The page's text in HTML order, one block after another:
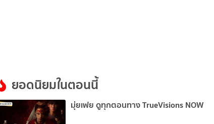
ยอดนิยมในตอนนี้
มุ่ยเฟย ดูทุกตอนทาง TrueVisions NOW